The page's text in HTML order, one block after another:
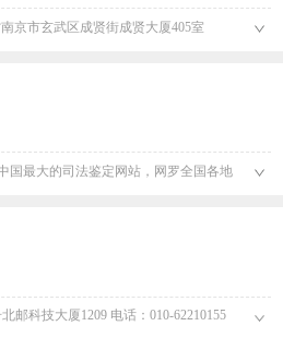
京市玄武区成贤街成贤大厦405室
国最大的司法鉴定网站，网罗全国各地
邮科技大厦1209 电话：010-62210155